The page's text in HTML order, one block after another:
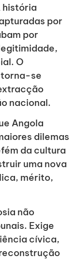
história
por
por
O
se
nacional.
Angola
dilemas
da cultura
uma nova
mérito,
não
Exige
cívica,